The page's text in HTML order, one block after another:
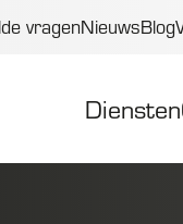
vragenNieuwsBlog
Diensten